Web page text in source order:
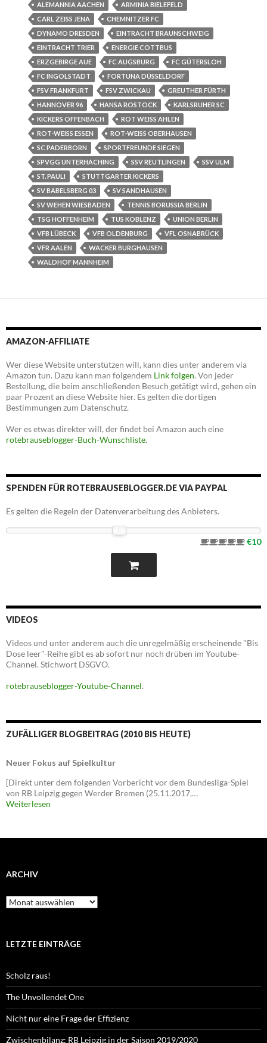
ALEMANNIA AACHEN
ARMINIA BIELEFELD
CARL ZEISS JENA
CHEMNITZER FC
DYNAMO DRESDEN
EINTRACHT BRAUNSCHWEIG
EINTRACHT TRIER
ENERGIE COTTBUS
ERZGEBIRGE AUE
FC AUGSBURG
FC GÜTERSLOH
FC INGOLSTADT
FORTUNA DÜSSELDORF
FSV FRANKFURT
FSV ZWICKAU
GREUTHER FÜRTH
HANNOVER 96
HANSA ROSTOCK
KARLSRUHER SC
KICKERS OFFENBACH
ROT WEISS AHLEN
ROT-WEISS ESSEN
ROT-WEISS OBERHAUSEN
SC PADERBORN
SPORTFREUNDE SIEGEN
SPVGG UNTERHACHING
SSV REUTLINGEN
SSV ULM
ST. PAULI
STUTTGARTER KICKERS
SV BABELSBERG 03
SV SANDHAUSEN
SV WEHEN WIESBADEN
TENNIS BORUSSIA BERLIN
TSG HOFFENHEIM
TUS KOBLENZ
UNION BERLIN
VFB LÜBECK
VFB OLDENBURG
VFL OSNABRÜCK
VFR AALEN
WACKER BURGHAUSEN
WALDHOF MANNHEIM
AMAZON-AFFILIATE
Wer diese Website unterstützen will, kann dies unter anderem via
Amazon tun. Dazu kann man folgendem Link folgen. Von jeder
Bestellung, die beim anschließenden Besuch getätigt wird, gehen ein
paar Prozent an diese Website hier. Es gelten die dortigen
Bestimmungen zum Datenschutz.
Wer es etwas direkter will, der findet bei Amazon auch eine
rotebrauseblogger-Buch-Wunschliste.
SPENDEN FÜR ROTEBRAUSEBLOGGER.DE VIA PAYPAL
Es gelten die Regeln der Datenverarbeitung des Anbieters.
€10
VIDEOS
Videos und unter anderem auch die unregelmäßig erscheinende "Bis
Dose leer"-Reihe gibt es ab sofort nur noch drüben im Youtube-
Channel. Stichwort DSGVO.
rotebrauseblogger-Youtube-Channel.
ZUFÄLLIGER BLOGBEITRAG (2010 BIS HEUTE)
Neuer Fokus auf Spielkultur
[Direkt unter dem folgenden Vorbericht vor dem Bundesliga-Spiel
von RB Leipzig gegen Werder Bremen (25.11.2017,…
Weiterlesen
ARCHIV
Archiv
LETZTE EINTRÄGE
Scholz raus!
The Unvollendet One
Nicht nur eine Frage der Effizienz
Zwischenbilanz: RB Leipzig in der Saison 2019/2020